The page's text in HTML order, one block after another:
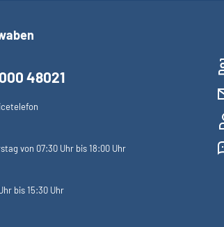
48021
von 07:30 Uhr bis 18:00 Uhr
bis 15:30 Uhr